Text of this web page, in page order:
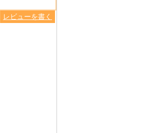
トへ登録
レビューを書く